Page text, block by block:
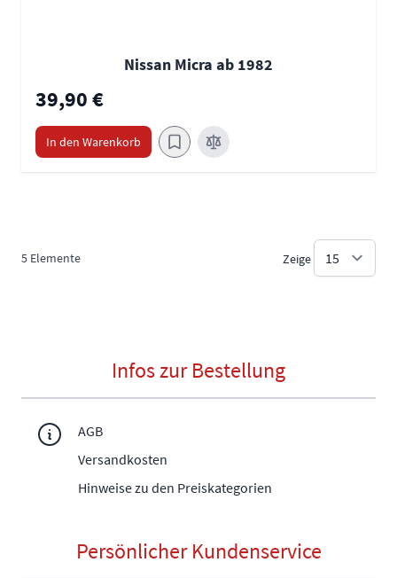
Nissan Micra ab 1982
39,90 €
In den Warenkorb
5 Elemente Zeige
Infos zur Bestellung
AGB
Versandkosten
Hinweise zu den Preiskategorien
Persönlicher Kundenservice